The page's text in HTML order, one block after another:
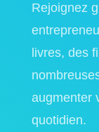
Rejoignez
livres, des
augmenter
quotidien.